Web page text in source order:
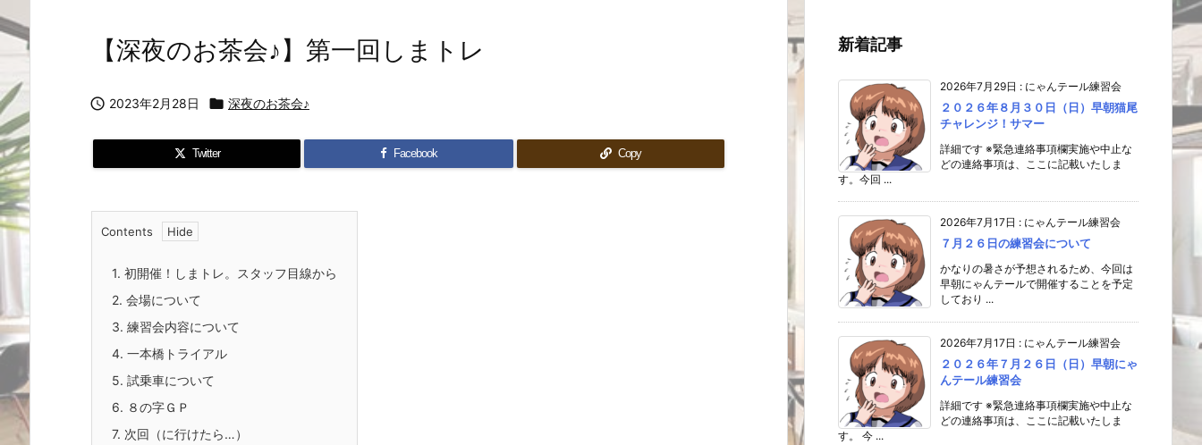
【深夜のお茶会♪】第一回しまトレ
 2023年2月28日  深夜のお茶会♪
Twitter Facebook Copy
Contents
1. 初開催！しまトレ。スタッフ目線から
2. 会場について
3. 練習会内容について
4. 一本橋トライアル
5. 試乗車について
6. ８の字ＧＰ
7. 次回（に行けたら…）
新着記事
2026年7月29日 : にゃんテール練習会
２０２６年８月３０日（日）早朝猫尾
チャレンジ！サマー
詳細です ※緊急連絡事項欄実施や中止な
どの連絡事項は、ここに記載いたしま
す。今回 ...
2026年7月17日 : にゃんテール練習会
７月２６日の練習会について
かなりの暑さが予想されるため、今回は
早朝にゃんテールで開催することを予定
しており ...
2026年7月17日 : にゃんテール練習会
２０２６年７月２６日（日）早朝にゃ
んテール練習会
詳細です ※緊急連絡事項欄実施や中止な
どの連絡事項は、ここに記載いたしま
す。 今 ...